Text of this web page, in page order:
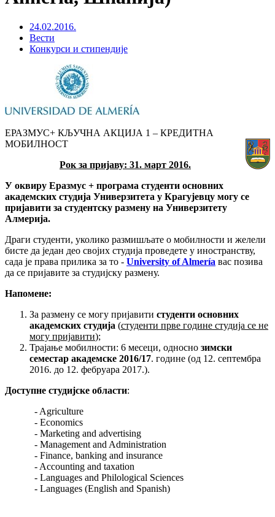
24.02.2016.
Вести
Конкурси и стипендије
ЕРАЗМУС+ КЉУЧНА АКЦИЈА 1 – КРЕДИТНА
МОБИЛНОСТ
Рок за пријаву: 31. март 2016.
У оквиру Еразмус + програма студенти основних
академских студија Универзитета у Крагујевцу могу се
пријавити за студентску размену на Универзитету
Алмерија.
Драги студенти, уколико размишљате о мобилности и желели
бисте да један део својих студија проведете у иностранству,
сада је права прилика за то - University of Almería вас позива
да се пријавите за студијску размену.
Напомене:
За размену се могу пријавити студенти основних
академских студија (студенти прве године студија се не
могу пријавити);
Трајање мобилности: 6 месеци, односно зимски
семестар академске 2016/17. године (од 12. септембра
2016. до 12. фебруара 2017.).
Доступне студијске области:
- Agriculture
- Economics
- Marketing and advertising
- Management and Administration
- Finance, banking and insurance
- Accounting and taxation
- Languages and Philological Sciences
- Languages (English and Spanish)